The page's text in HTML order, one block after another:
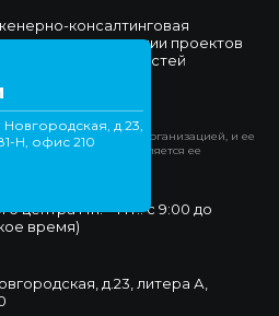
Новгородская, д.23,
Н, офис 210
консалтинговая
на реализации проектов
различных областей
экстремистской организацией, и ее
РФ. WhatsApp является ее
центра Пн. – Пт.: с 9:00 до
время)
д.23, литера А,